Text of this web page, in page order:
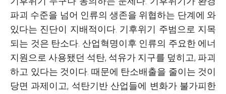
파괴 수준을 넘어 인류의 생존을 위협하는 단계에 와
있다는 진단이 지배적이다. 기후위기 주범으로 지목
되는 것은 탄소다. 산업혁명이후 인류의 주요한 에너
지원으로 사용됐던 석탄, 석유가 지구를 덮히고, 파괴
하고 있다는 것이다. 때문에 탄소배출을 줄이는 것이
당면 과제이고, 석탄기반 산업들에 변화가 불가피한